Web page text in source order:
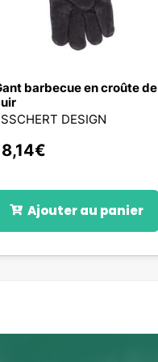
barbecue en croûte de
DESIGN
€
Ajouter au panier